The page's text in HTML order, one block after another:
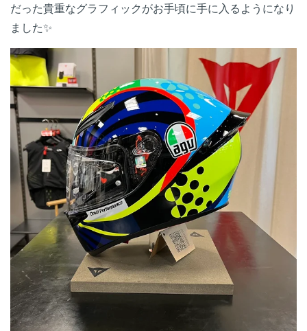
だった貴重なグラフィックがお手頃に手に入るようになり
ました✨